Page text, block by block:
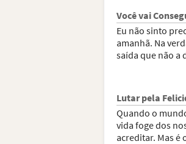
Você vai
Eu não sinto
amanhã. Na
saída que não a
Lutar pela
Quando o
vida foge dos
acreditar. Mas é